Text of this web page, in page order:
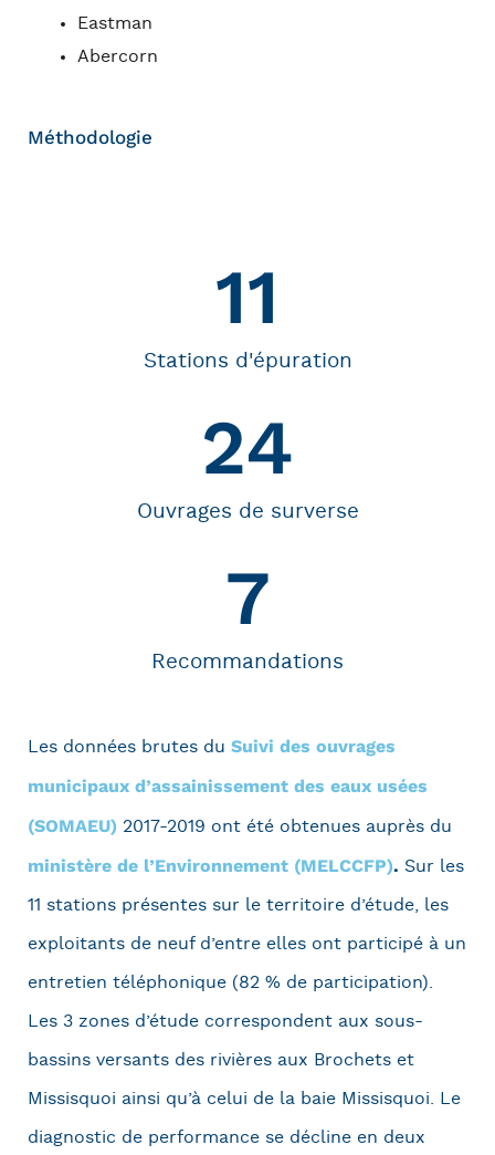
Eastman
Abercorn
Méthodologie
Stations d'épuration
11
Ouvrages de surverse
24
Recommandations
7
Les données brutes du Suivi des ouvrages
municipaux d’assainissement des eaux usées
(SOMAEU) 2017-2019 ont été obtenues auprès du
ministère de l’Environnement (MELCCFP). Sur les
11 stations présentes sur le territoire d’étude, les
exploitants de neuf d’entre elles ont participé à un
entretien téléphonique (82 % de participation).
Les 3 zones d’étude correspondent aux sous-
bassins versants des rivières aux Brochets et
Missisquoi ainsi qu’à celui de la baie Missisquoi. Le
diagnostic de performance se décline en deux